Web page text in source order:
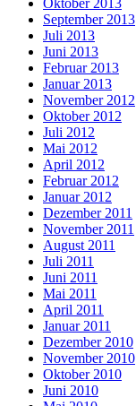
Oktober 2013
September 2013
Juli 2013
Juni 2013
Februar 2013
Januar 2013
November 2012
Oktober 2012
Juli 2012
Mai 2012
April 2012
Februar 2012
Januar 2012
Dezember 2011
November 2011
August 2011
Juli 2011
Juni 2011
Mai 2011
April 2011
Januar 2011
Dezember 2010
November 2010
Oktober 2010
Juni 2010